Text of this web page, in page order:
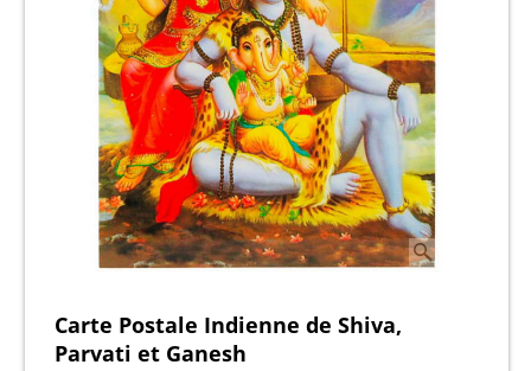
Carte Postale Indienne de Shiva,
Parvati et Ganesh